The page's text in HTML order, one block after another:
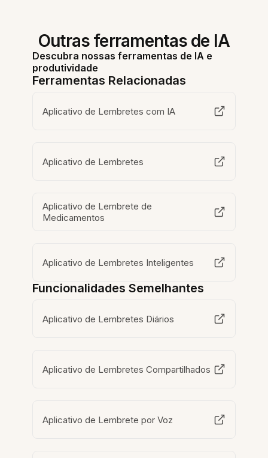
Outras ferramentas de IA
Descubra nossas ferramentas de IA e
produtividade
Ferramentas Relacionadas
Aplicativo de Lembretes com IA
Aplicativo de Lembretes
Aplicativo de Lembrete de
Medicamentos
Aplicativo de Lembretes Inteligentes
Funcionalidades Semelhantes
Aplicativo de Lembretes Diários
Aplicativo de Lembretes Compartilhados
Aplicativo de Lembrete por Voz